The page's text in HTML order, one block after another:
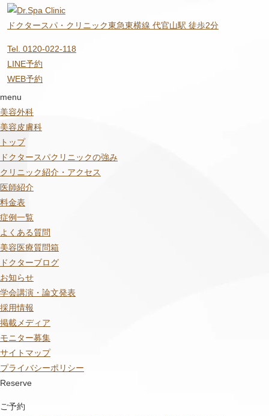
ドクタースパ・クリニック東急東横線 代官山駅 徒歩2分
Tel. 0120-022-118
LINE予約
WEB予約
menu
美容外科
美容皮膚科
トップ
ドクタースパクリニックの強み
クリニック紹介・アクセス
医師紹介
料金表
症例一覧
よくある質問
美容医療質問箱
ドクターブログ
お知らせ
学会講演・論文発表
採用情報
掲載メディア
モニター募集
サイトマップ
プライバシーポリシー
Reserve
ご予約